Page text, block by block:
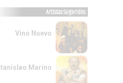
Artistas Sugeridos
Vino Nuevo
Marino